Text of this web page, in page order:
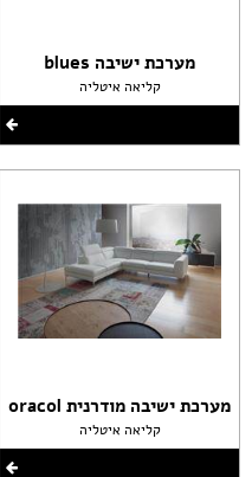
מערכת ישיבה blues
קליאה איטליה
מערכת ישיבה מודרנית oracol
קליאה איטליה